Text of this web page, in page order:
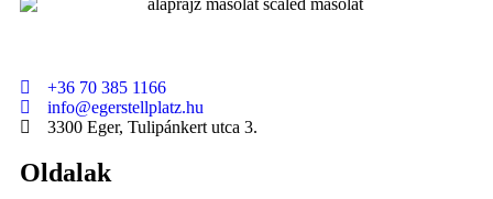
+36 70 385 1166
info@egerstellplatz.hu
3300 Eger, Tulipánkert utca 3.
Oldalak